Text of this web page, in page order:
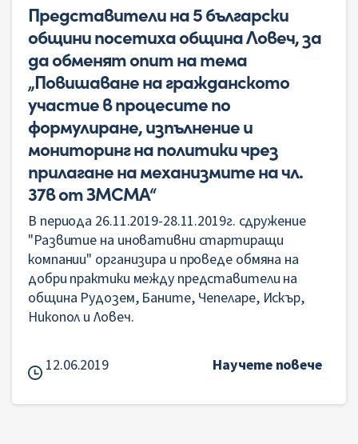
Представители на 5 български
общини посетиха община Ловеч, за
да обменят опит на тема
„Повишаване на гражданското
участие в процесите по
формулиране, изпълнение и
мониторинг на политики чрез
прилагане на механизмите на чл.
37в от ЗМСМА“
В периода 26.11.2019-28.11.2019г. сдружение
"Развитие на иновативни стартиращи
компании" организира и проведе обмяна на
добри практики между представители на
община Рудозем, Баните, Чепеларе, Искър,
Никопол и Ловеч.
12.06.2019 Научете повече